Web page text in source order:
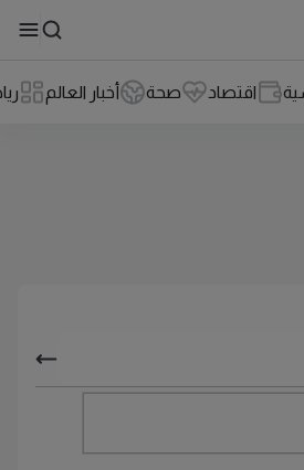
اقتصاد صحة أخبار العالم